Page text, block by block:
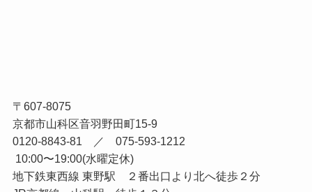
〒607-8075
京都市山科区音羽野田町15-9
0120-8843-81 ／ 075-593-1212
10:00〜19:00(水曜定休)
地下鉄東西線 東野駅 ２番出口より北へ徒歩２分